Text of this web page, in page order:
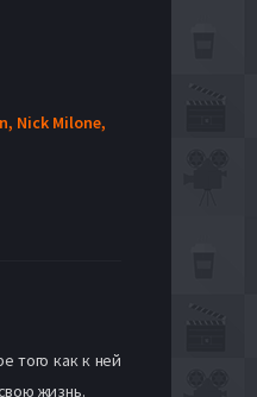
Nick Milone,
того как к ней
жизнь.